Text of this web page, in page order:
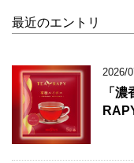
最近のエントリ
2026/
「